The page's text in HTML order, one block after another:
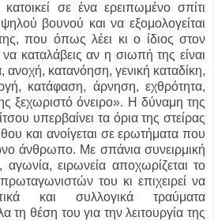
σε ένα ερειπωμένο σπίτι
βουνού και να εξομολογείται
που όπως λέει κι ο ίδιος στον
καταλάβεις αν η σιωπή της είναι
κατανόηση, γενική καταδίκη,
κατάφαση, άρνηση, εχθρότητα,
ξεχωριστό όνειρο». Η δύναμη της
υπερβαίνει τα όρια της στείρας
και ανοίγεται σε ερωτήματα που
άνθρωπο. Με σπάνια συνειρμική
αγωνία, ειρωνεία αποχωρίζεται το
του κι επιχειρεί να
και συλλογικά τραύματα
θέση του για την λειτουργία της